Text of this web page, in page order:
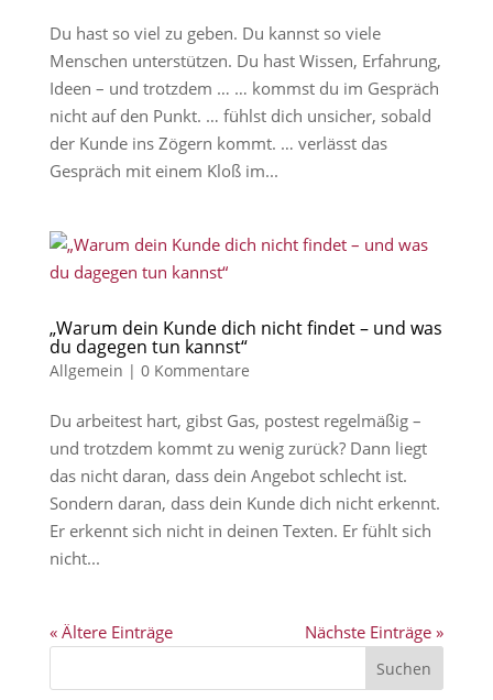
Du hast so viel zu geben. Du kannst so viele
Menschen unterstützen. Du hast Wissen, Erfahrung,
Ideen – und trotzdem … … kommst du im Gespräch
nicht auf den Punkt. … fühlst dich unsicher, sobald
der Kunde ins Zögern kommt. … verlässt das
Gespräch mit einem Kloß im...
„Warum dein Kunde dich nicht findet – und was
du dagegen tun kannst“
Allgemein | 0 Kommentare
Du arbeitest hart, gibst Gas, postest regelmäßig –
und trotzdem kommt zu wenig zurück? Dann liegt
das nicht daran, dass dein Angebot schlecht ist.
Sondern daran, dass dein Kunde dich nicht erkennt.
Er erkennt sich nicht in deinen Texten. Er fühlt sich
nicht...
« Ältere Einträge Nächste Einträge »